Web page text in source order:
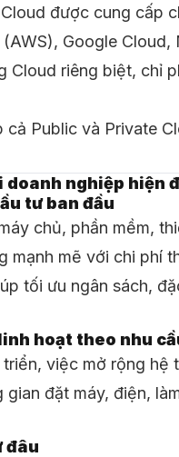
được cung cấp
(AWS), Google
Cloud riêng biệt, chỉ
cả Public và Private
doanh nghiệp hiện
tư ban đầu
chủ, phần mềm,
mạnh mẽ với chi phí
tối ưu ngân sách,
hoạt theo nhu
việc mở rộng
gian đặt máy, điện,
đâu